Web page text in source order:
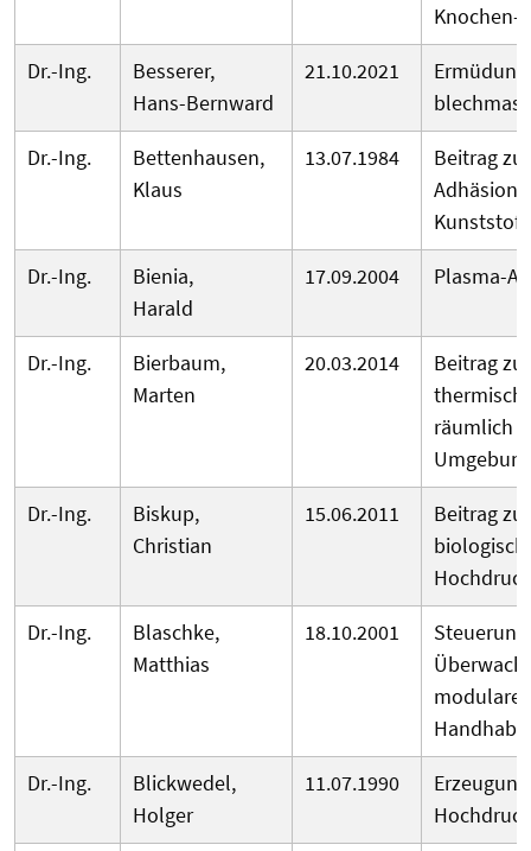
Knochen-
Dr.-Ing.
Besserer,
Hans-Bernward
21.10.2021
Dr.-Ing.
Bettenhausen,
Klaus
13.07.1984
Beitrag
Dr.-Ing.
Bienia,
Harald
17.09.2004 Plasma-
Dr.-Ing.
Bierbaum,
Marten
20.03.2014
Beitrag
räumlich
Dr.-Ing.
Biskup,
Christian
15.06.2011
Beitrag
Dr.-Ing.
Blaschke,
Matthias
18.10.2001
Dr.-Ing.
Blickwedel,
Holger
11.07.1990